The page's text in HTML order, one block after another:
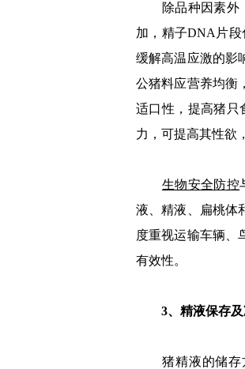
除品种因素外，
加，精子DNA片段
缓解高温应激的影
公猪料应营养均衡
适口性，提高猪只
力，可提高其性欲
生物安全防控
液、精液、扁桃体
度重视运输车辆、
有效性。
3、精液保存及
猪精液的储存方